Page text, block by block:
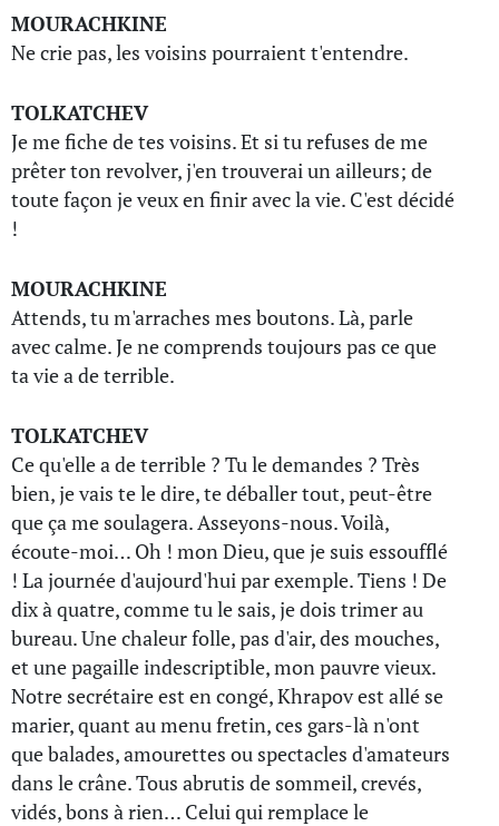
MOURACHKINE
Ne crie pas, les voisins pourraient t'entendre.
TOLKATCHEV
Je me fiche de tes voisins. Et si tu refuses de me
prêter ton revolver, j'en trouverai un ailleurs; de
toute façon je veux en finir avec la vie. C'est décidé
!
MOURACHKINE
Attends, tu m'arraches mes boutons. Là, parle
avec calme. Je ne comprends toujours pas ce que
ta vie a de terrible.
TOLKATCHEV
Ce qu'elle a de terrible ? Tu le demandes ? Très
bien, je vais te le dire, te déballer tout, peut-être
que ça me soulagera. Asseyons-nous. Voilà,
écoute-moi… Oh ! mon Dieu, que je suis essoufflé
! La journée d'aujourd'hui par exemple. Tiens ! De
dix à quatre, comme tu le sais, je dois trimer au
bureau. Une chaleur folle, pas d'air, des mouches,
et une pagaille indescriptible, mon pauvre vieux.
Notre secrétaire est en congé, Khrapov est allé se
marier, quant au menu fretin, ces gars-là n'ont
que balades, amourettes ou spectacles d'amateurs
dans le crâne. Tous abrutis de sommeil, crevés,
vidés, bons à rien… Celui qui remplace le